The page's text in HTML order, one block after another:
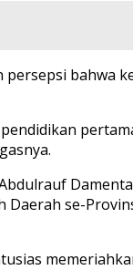
bahwa
se-